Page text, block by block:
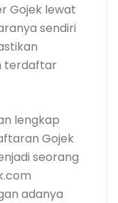
Gojek lewat
sendiri
terdaftar
lengkap
Gojek
seorang
adanya